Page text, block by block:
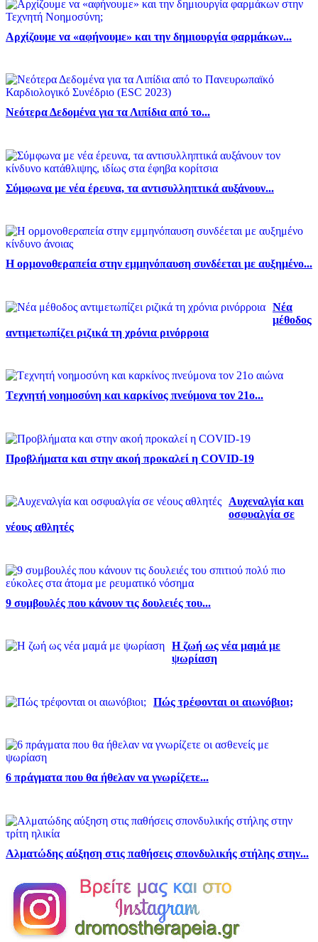
Αρχίζουμε να «αφήνουμε» και την δημιουργία φαρμάκων...
Νεότερα Δεδομένα για τα Λιπίδια από το...
Σύμφωνα με νέα έρευνα, τα αντισυλληπτικά αυξάνουν...
Η ορμονοθεραπεία στην εμμηνόπαυση συνδέεται με αυξημένο...
Νέα
μέθοδος
αντιμετωπίζει ριζικά τη χρόνια ρινόρροια
Tεχνητή νοημοσύνη και καρκίνος πνεύμονα τον 21ο...
Προβλήματα και στην ακοή προκαλεί η COVID-19
Αυχεναλγία και
οσφυαλγία σε
νέους αθλητές
9 συμβουλές που κάνουν τις δουλειές του...
Η ζωή ως νέα μαμά με
ψωρίαση
Πώς τρέφονται οι αιωνόβιοι;
6 πράγματα που θα ήθελαν να γνωρίζετε...
Αλματώδης αύξηση στις παθήσεις σπονδυλικής στήλης στην...